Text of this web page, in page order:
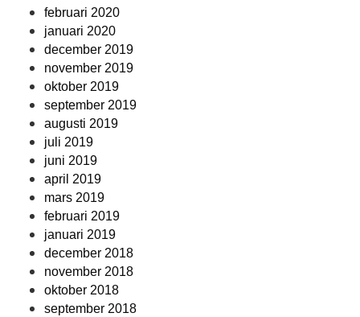
februari 2020
januari 2020
december 2019
november 2019
oktober 2019
september 2019
augusti 2019
juli 2019
juni 2019
april 2019
mars 2019
februari 2019
januari 2019
december 2018
november 2018
oktober 2018
september 2018